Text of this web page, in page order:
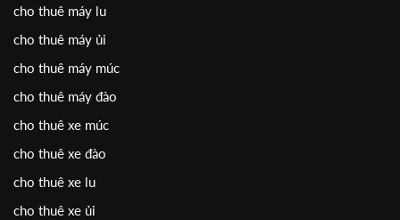
cho thuê máy lu
cho thuê máy ủi
cho thuê máy múc
cho thuê máy đào
cho thuê xe múc
cho thuê xe đào
cho thuê xe lu
cho thuê xe ủi